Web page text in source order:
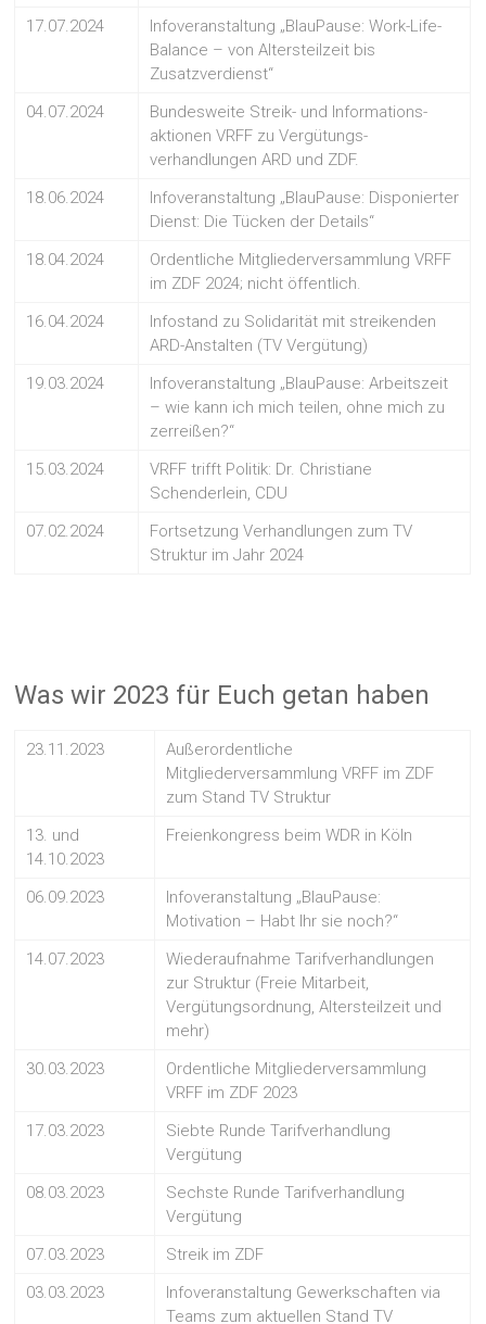
17.07.2024
Infoveranstaltung „BlauPause: Work-Life-
Balance – von Altersteilzeit bis
Zusatzverdienst“
04.07.2024
Bundesweite Streik- und Informations-
aktionen VRFF zu Vergütungs-
verhandlungen ARD und ZDF.
18.06.2024
Infoveranstaltung „BlauPause: Disponierter
Dienst: Die Tücken der Details“
18.04.2024
Ordentliche Mitgliederversammlung VRFF
im ZDF 2024; nicht öffentlich.
16.04.2024
Infostand zu Solidarität mit streikenden
ARD-Anstalten (TV Vergütung)
19.03.2024
Infoveranstaltung „BlauPause: Arbeitszeit
– wie kann ich mich teilen, ohne mich zu
zerreißen?“
15.03.2024
VRFF trifft Politik: Dr. Christiane
Schenderlein, CDU
07.02.2024
Fortsetzung Verhandlungen zum TV
Struktur im Jahr 2024
Was wir 2023 für Euch getan haben
23.11.2023
Außerordentliche
Mitgliederversammlung VRFF im ZDF
zum Stand TV Struktur
13. und
14.10.2023
Freienkongress beim WDR in Köln
06.09.2023
Infoveranstaltung „BlauPause:
Motivation – Habt Ihr sie noch?“
14.07.2023
Wiederaufnahme Tarifverhandlungen
zur Struktur (Freie Mitarbeit,
Vergütungsordnung, Altersteilzeit und
mehr)
30.03.2023
Ordentliche Mitgliederversammlung
VRFF im ZDF 2023
17.03.2023
Siebte Runde Tarifverhandlung
Vergütung
08.03.2023
Sechste Runde Tarifverhandlung
Vergütung
07.03.2023
Streik im ZDF
03.03.2023
Infoveranstaltung Gewerkschaften via
Teams zum aktuellen Stand TV